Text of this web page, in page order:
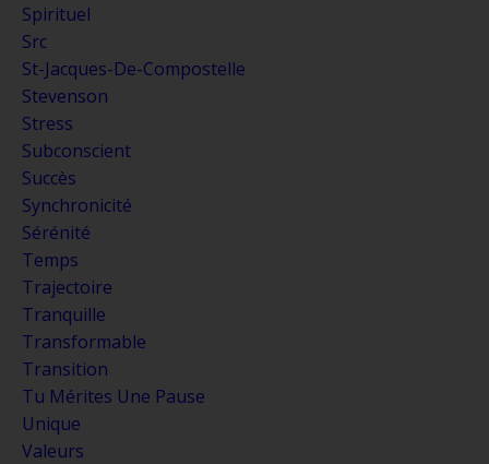
Spirituel
Src
St-Jacques-De-Compostelle
Stevenson
Stress
Subconscient
Succès
Synchronicité
Sérénité
Temps
Trajectoire
Tranquille
Transformable
Transition
Tu Mérites Une Pause
Unique
Valeurs